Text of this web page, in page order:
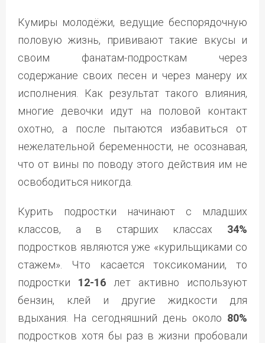
Кумиры молодёжи, ведущие беспорядочную
половую жизнь, прививают такие вкусы и
своим фанатам-подросткам через
содержание своих песен и через манеру их
исполнения. Как результат такого влияния,
многие девочки идут на половой контакт
охотно, а после пытаются избавиться от
нежелательной беременности, не осознавая,
что от вины по поводу этого действия им не
освободиться никогда.
Курить подростки начинают с младших
классов, а в старших классах 34%
подростков являются уже «курильщиками со
стажем». Что касается токсикомании, то
подростки 12-16 лет активно используют
бензин, клей и другие жидкости для
вдыхания. На сегодняшний день около 80%
подростков хотя бы раз в жизни пробовали